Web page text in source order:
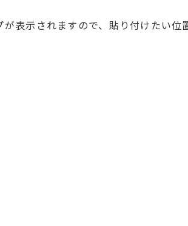
表示されますので、貼り付けたい位